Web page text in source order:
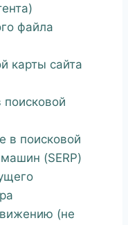
файла
карты сайта
поисковой
в поисковой
(SERP)
(не